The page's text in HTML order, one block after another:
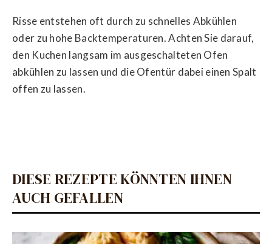
Risse entstehen oft durch zu schnelles Abkühlen
oder zu hohe Backtemperaturen. Achten Sie darauf,
den Kuchen langsam im ausgeschalteten Ofen
abkühlen zu lassen und die Ofentür dabei einen Spalt
offen zu lassen.
DIESE REZEPTE KÖNNTEN IHNEN
AUCH GEFALLEN